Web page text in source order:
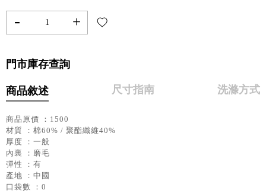
- +
門市庫存查詢
商品敘述 尺寸指南 洗滌方式
商品原價 ：1500
材質 ：棉60% / 聚酯纖維40%
厚度 ：一般
內裏 ：磨毛
彈性 ：有
產地 ：中國
口袋數 ：0